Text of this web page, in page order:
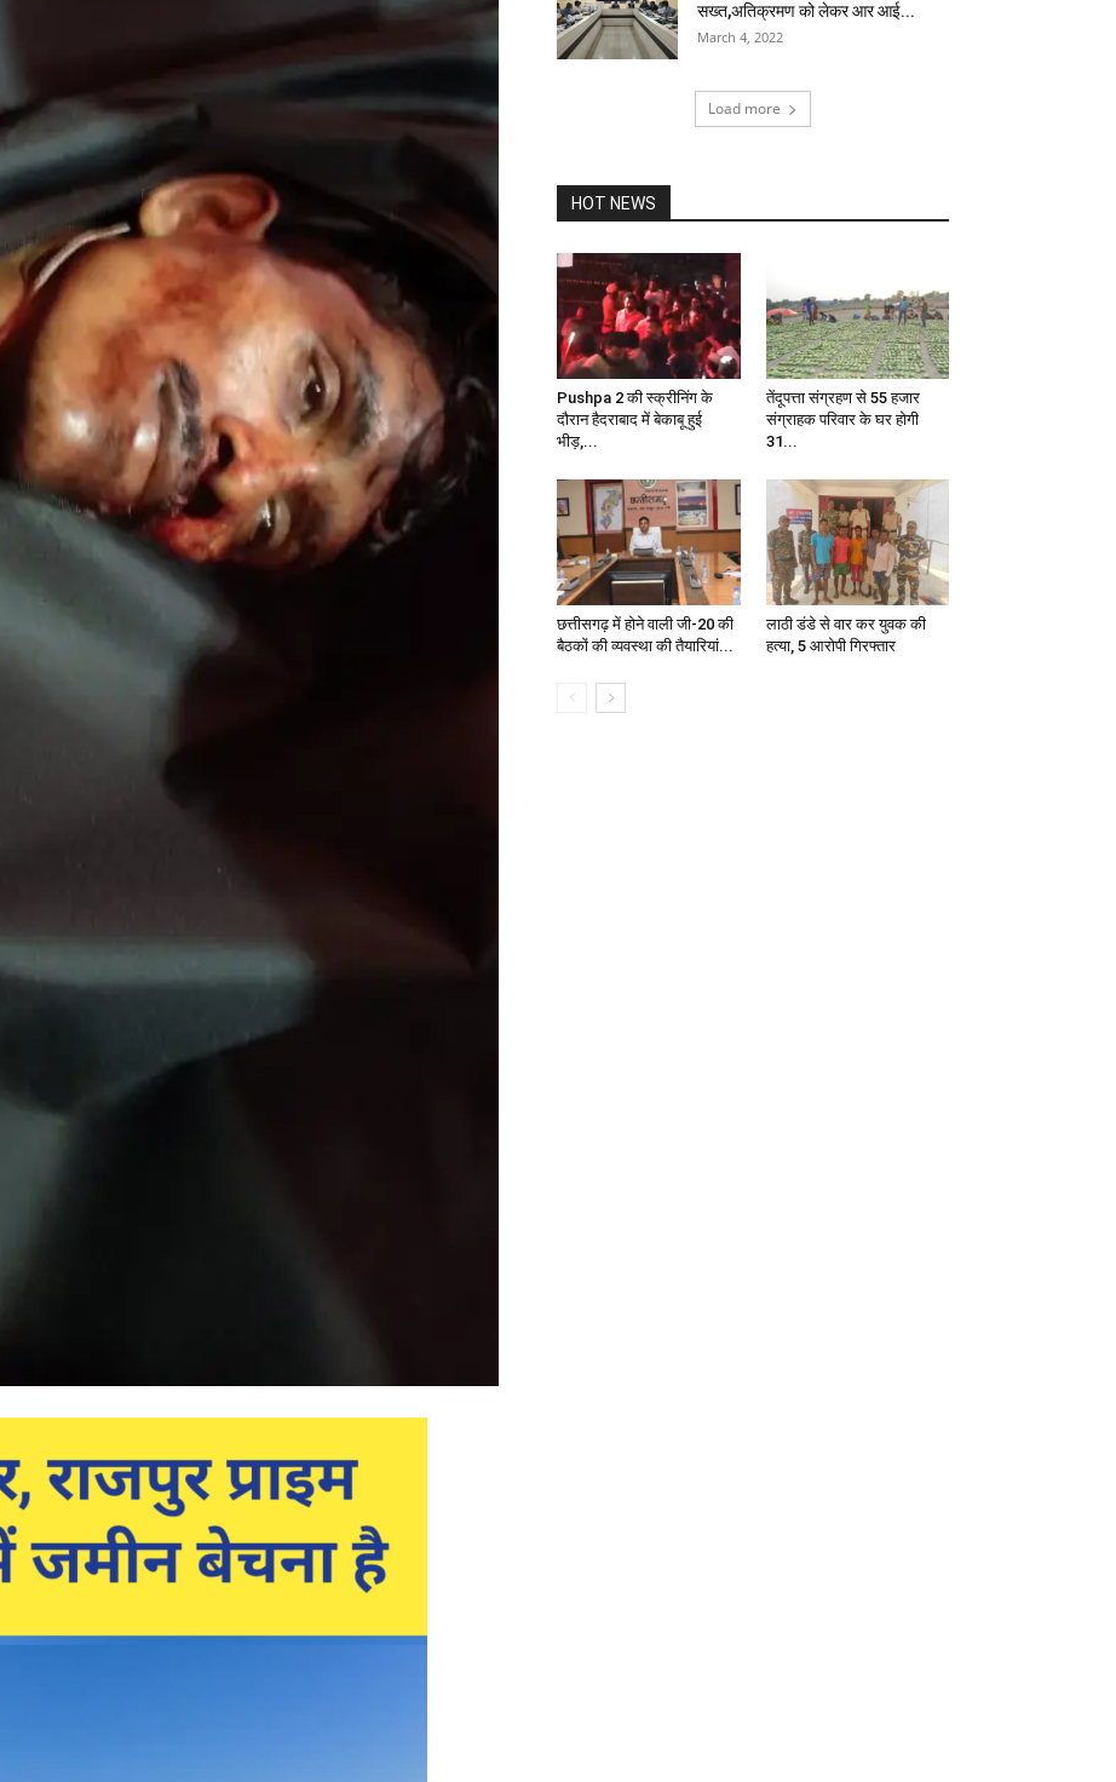
सख्त,अतिक्रमण को लेकर आर आई...
March 4, 2022
Load more
HOT NEWS
Pushpa 2 की स्क्रीनिंग के
दौरान हैदराबाद में बेकाबू हुई
भीड़,...
तेंदूपत्ता संग्रहण से 55 हजार
संग्राहक परिवार के घर होगी
31...
छत्तीसगढ़ में होने वाली जी-20 की
बैठकों की व्यवस्था की तैयारियां...
लाठी डंडे से वार कर युवक की
हत्या, 5 आरोपी गिरफ्तार